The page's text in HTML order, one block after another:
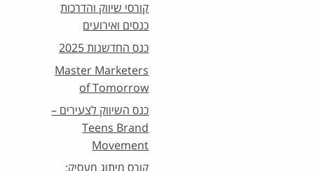
קורסי שיווק והדרכות
כנסים ואירועים
כנס החדשנות 2025
Master Marketers
of Tomorrow
כנס השיווק לצעירים –
Teens Brand
Movement
קורס מיתוג מעסיק: